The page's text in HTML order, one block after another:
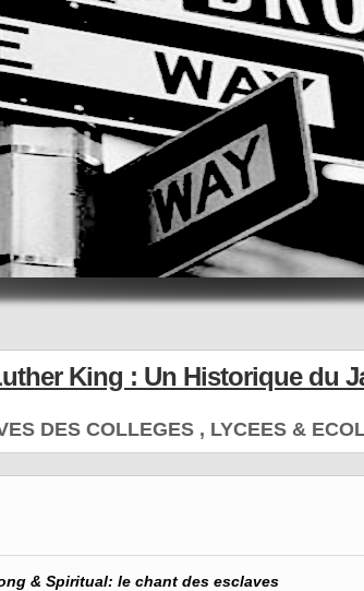
King : Un Historique du
DES COLLEGES , LYCEES &
& Spiritual: le chant des esclaves